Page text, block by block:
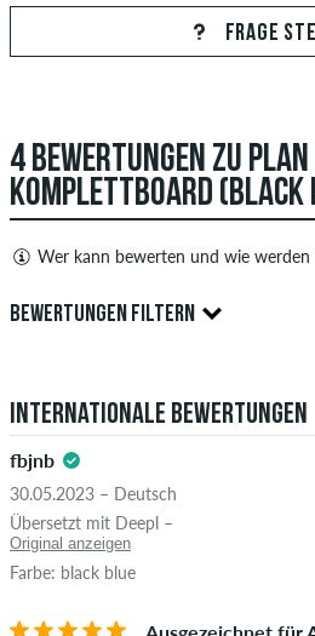
FRAGE
4 BEWERTUNGEN ZU
KOMPLETTBOARD (BLACK
Wer kann bewerten und wie
Nur Personen mit einem
Bewertungen abgeben. Diese
beleidigenden oder obszönen
die geltendes Recht oder
und Fremdwerbung enthalten,
Die Sternebewertung des Artikels
Bewertungen.
Ob die Bewertung von einer
Artikel wirklich gekauft hat,
BEWERTUNGEN FILTERN
5.0
STERNE
Internationale Bewertungen
fbjnb
30.05.2023 – Deutsch
Übersetzt mit Deepl –
Original anzeigen
Farbe: black blue